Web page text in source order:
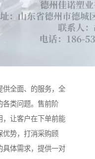
供全面、的服务，全
各类问题。售前阶
，让客户在下单前能
优势，打消采购顾
具体需求，提供一对